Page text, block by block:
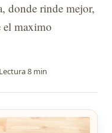
donde rinde mejor,
el maximo
Lectura 8 min